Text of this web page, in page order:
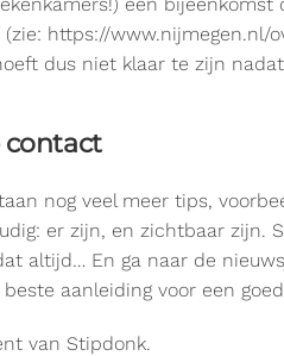
https://
dus niet klaar te zijn
contact
nog veel meer tips,
er zijn, en zichtbaar zijn.
altijd… En ga naar de
aanleiding voor een
van Stipdonk.